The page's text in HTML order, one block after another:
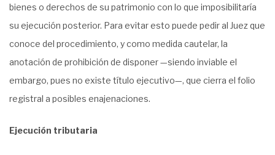
bienes o derechos de su patrimonio con lo que imposibilitaría
su ejecución posterior. Para evitar esto puede pedir al Juez que
conoce del procedimiento, y como medida cautelar, la
anotación de prohibición de disponer —siendo inviable el
embargo, pues no existe título ejecutivo—, que cierra el folio
registral a posibles enajenaciones.
Ejecución tributaria